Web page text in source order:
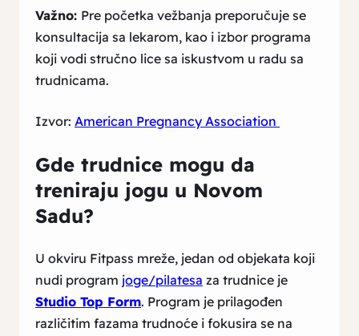
Važno: Pre početka vežbanja preporučuje se
konsultacija sa lekarom, kao i izbor programa
koji vodi stručno lice sa iskustvom u radu sa
trudnicama.
Izvor: American Pregnancy Association
Gde trudnice mogu da
treniraju jogu u Novom
Sadu?
U okviru Fitpass mreže, jedan od objekata koji
nudi program joge/pilatesa za trudnice je
Studio Top Form. Program je prilagođen
različitim fazama trudnoće i fokusira se na